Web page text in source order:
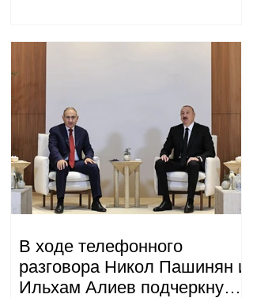
В ходе телефонного
разговора Никол Пашинян и
Ильхам Алиев подчеркнули